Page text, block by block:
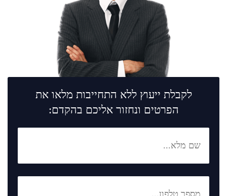
לקבלת ייעוץ ללא התחייבות מלאו את
הפרטים ונחזור אליכם בהקדם: